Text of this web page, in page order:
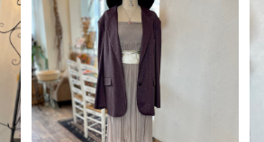
[コーデ買い] で【 45%OFF! 】
2点 イタリア製 PATRIZIA P
EPE ブラウンストライプジャ
ケット + イタリア製 シルク混
チューブトップ シフォンスカー
ト/ワンピース
¥45,980
45%OFF
SOLD OUT